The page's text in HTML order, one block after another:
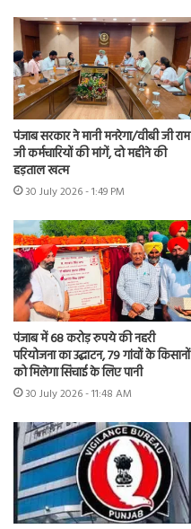
पंजाब सरकार ने मानी मनरेगा/वीबी जी राम
जी कर्मचारियों की मांगें, दो महीने की
हड़ताल खत्म
30 July 2026 - 1:49 PM
पंजाब में 68 करोड़ रुपये की नहरी
परियोजना का उद्घाटन, 79 गांवों के किसानों
को मिलेगा सिंचाई के लिए पानी
30 July 2026 - 11:48 AM